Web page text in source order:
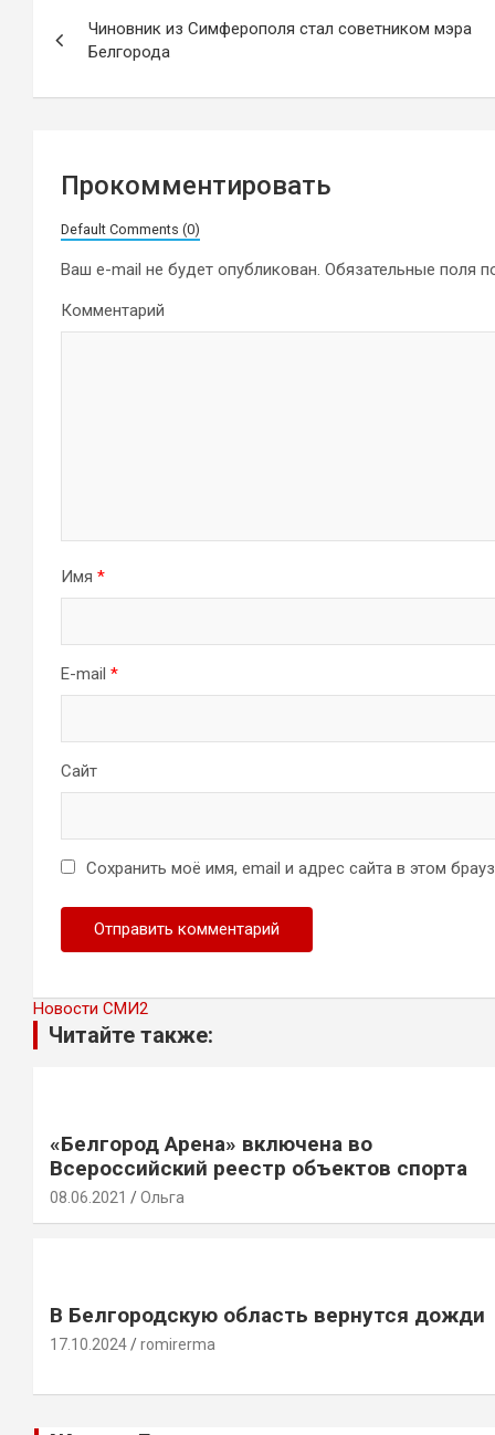
по
записям
Чиновник из Симферополя стал советником мэра
Белгорода
Прокомментировать
Default Comments (0)
Ваш e-mail не будет опубликован. Обязательные поля
Комментарий
Имя *
E-mail *
Сайт
Сохранить моё имя, email и адрес сайта в этом
Новости СМИ2
Читайте также:
«Белгород Арена» включена во
Всероссийский реестр объектов спорта
08.06.2021 Ольга
В Белгородскую область вернутся дожди
17.10.2024 romirerma